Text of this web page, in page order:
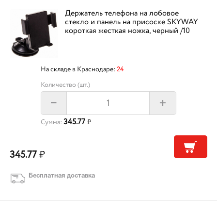
Держатель телефона на лобовое
стекло и панель на присоске SKYWAY
короткая жесткая ножка, черный /10
На складе в Краснодаре: 24
Количество (шт.)
– +
Сумма: 345.77 ₽
345.77₽
Бесплатная доставка